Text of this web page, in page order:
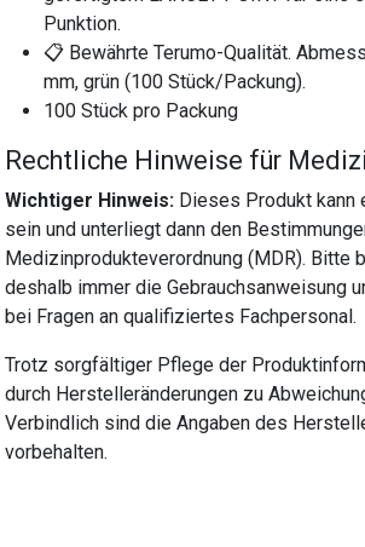
Punktion.
📋 Bewährte Terumo-Qualität.
mm, grün (100 Stück/Packung).
100 Stück pro Packung
Rechtliche Hinweise für
Wichtiger Hinweis: Dieses Produkt kann
sein und unterliegt dann den
Medizinprodukteverordnung (MDR). Bitte
deshalb immer die Gebrauchsanweisung
bei Fragen an qualifiziertes Fachpersonal.
Trotz sorgfältiger Pflege der
durch Herstelleränderungen zu
Verbindlich sind die Angaben des
vorbehalten.